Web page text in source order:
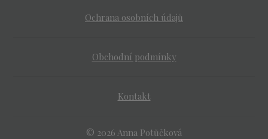
Ochrana osobních údajů
Obchodní podmínky
Kontakt
© 2026 Anna Potůčková